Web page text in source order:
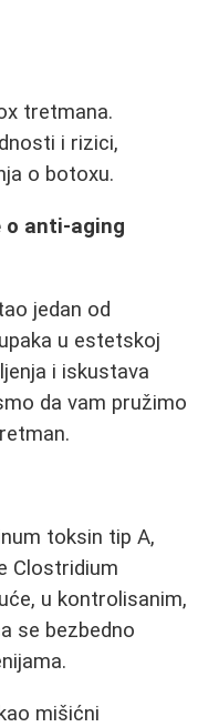
tretmana.
i rizici,
o botoxu.
o anti-aging
jedan od
u estetskoj
i iskustava
da vam pružimo
toksin tip A,
Clostridium
u kontrolisanim,
se bezbedno
mišićni